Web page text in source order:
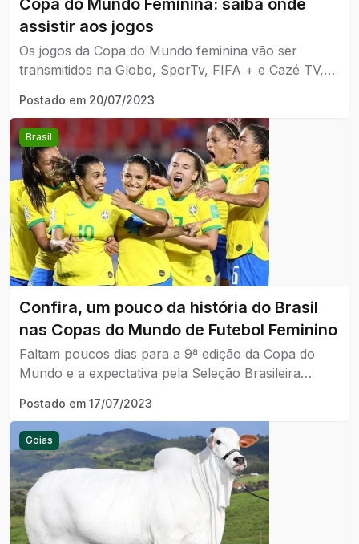
assistir aos jogos
Os jogos da Copa do Mundo feminina vão ser
transmitidos na Globo, SporTv, FIFA + e Cazé TV,
dos jogos da Copa.
Postado em 20/07/2023
Brasil
Confira, um pouco da história do Brasil
nas Copas do Mundo de Futebol Feminino
Faltam poucos dias para a 9ª edição da Copa do
Mundo e a expectativa pela Seleção Brasileira
no torneio.
Postado em 17/07/2023
Goias